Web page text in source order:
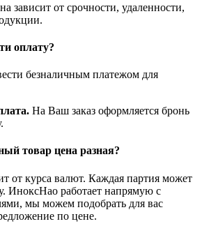
зависит от срочности, удаленности,
оплату?
безналичным платежом для
На Ваш заказ оформляется бронь
товар цена разная?
от курса валют. Каждая партия может
ИноксНао работает напрямую с
мы можем подобрать для вас
по цене.